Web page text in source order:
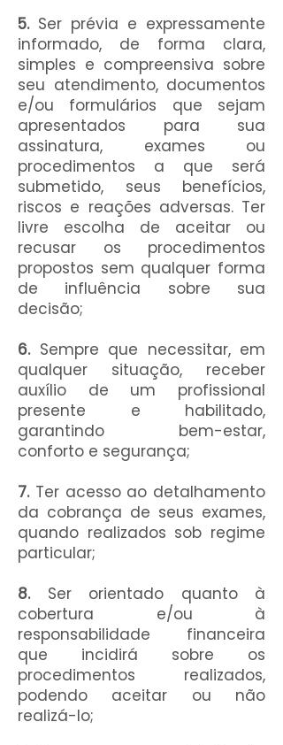
5.Ser prévia e expressamente
informado, de forma clara,
simples e compreensiva sobre
seu atendimento, documentos
e/ou formulários que sejam
apresentados para sua
assinatura, exames ou
procedimentos a que será
submetido, seus benefícios,
riscos e reações adversas. Ter
livre escolha de aceitar ou
recusar os procedimentos
propostos sem qualquer forma
de influência sobre sua
decisão;
6.Sempre que necessitar, em
qualquer situação, receber
auxílio de um profissional
presente e habilitado,
garantindo bem-estar,
conforto e segurança;
7.Ter acesso ao detalhamento
da cobrança de seus exames,
quando realizados sob regime
particular;
8.Ser orientado quanto à
cobertura e/ou à
responsabilidade financeira
que incidirá sobre os
procedimentos realizados,
podendo aceitar ou não
realizá-lo;